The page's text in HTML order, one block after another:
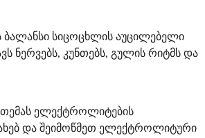
სიცოცხლის აუცილებელი
ნერვებს, კუნთებს, გულის რიტმს და
ელექტროლიტების
და შეიმოწმეთ ელექტროლიტური